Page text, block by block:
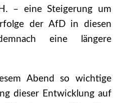
– eine Steigerung um
der AfD in diesen
eine längere
Abend so wichtige
dieser Entwicklung auf